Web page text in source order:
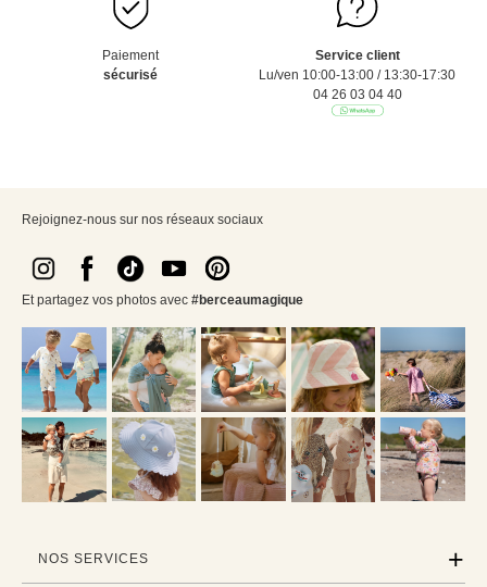
Paiement
sécurisé
Service client
Lu/ven 10:00-13:00 / 13:30-17:30
04 26 03 04 40
Rejoignez-nous sur nos réseaux sociaux
Et partagez vos photos avec #berceaumagique
NOS SERVICES